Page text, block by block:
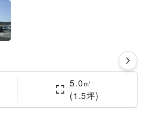
5.0㎡
(1.5坪)